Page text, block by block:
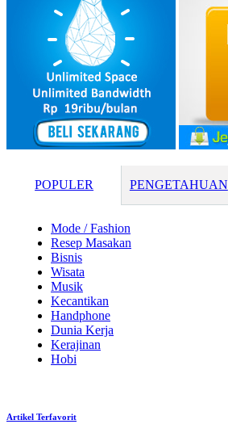
POPULER PENGETAHUAN
Mode / Fashion
Resep Masakan
Bisnis
Wisata
Musik
Kecantikan
Handphone
Dunia Kerja
Kerajinan
Hobi
Artikel Terfavorit